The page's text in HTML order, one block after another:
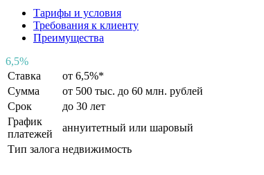
Тарифы и условия
Требования к клиенту
Преимущества
6,5%
Ставка
от 6,5%*
Сумма
от 500 тыс. до 60 млн. рублей
Срок
до 30 лет
График
платежей
аннуитетный или шаровый
Тип залога недвижимость